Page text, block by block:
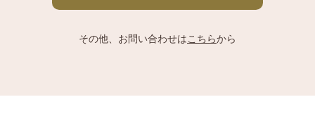
その他、お問い合わせはこちらから